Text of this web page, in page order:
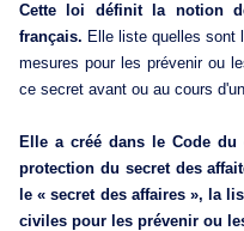
Cette loi définit la notion
français. Elle liste quelles sont
mesures pour les prévenir ou
ce secret avant ou au cours
Elle a créé dans le Code
protection du secret des
le « secret des affaires », la
civiles pour les prévenir ou